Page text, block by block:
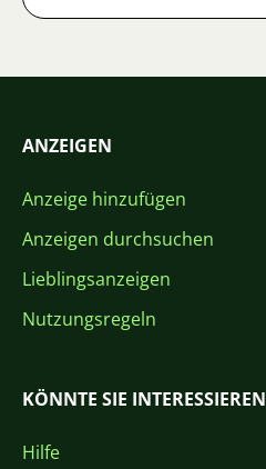
ANZEIGEN
Anzeige hinzufügen
Anzeigen durchsuchen
Lieblingsanzeigen
Nutzungsregeln
KÖNNTE SIE INTERESSIEREN
Hilfe